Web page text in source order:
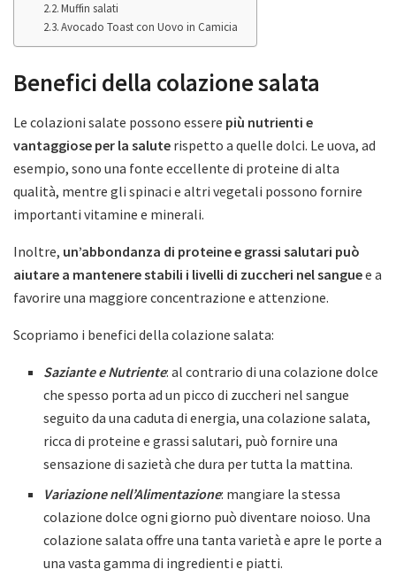
Muffin salati
Avocado Toast con Uovo in Camicia
Benefici della colazione salata
Le colazioni salate possono essere più nutrienti e
vantaggiose per la salute rispetto a quelle dolci. Le uova, ad
esempio, sono una fonte eccellente di proteine di alta
qualità, mentre gli spinaci e altri vegetali possono fornire
importanti vitamine e minerali.
Inoltre, un’abbondanza di proteine e grassi salutari può
aiutare a mantenere stabili i livelli di zuccheri nel sanguee a
favorire una maggiore concentrazione e attenzione.
Scopriamo i benefici della colazione salata:
Saziante e Nutriente: al contrario di una colazione dolce
che spesso porta ad un picco di zuccheri nel sangue
seguito da una caduta di energia, una colazione salata,
ricca di proteine e grassi salutari, può fornire una
sensazione di sazietà che dura per tutta la mattina.
Variazione nell’Alimentazione: mangiare la stessa
colazione dolce ogni giorno può diventare noioso. Una
colazione salata offre una tanta varietà e apre le porte a
una vasta gamma di ingredienti e piatti.